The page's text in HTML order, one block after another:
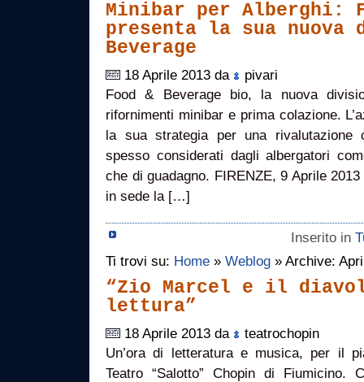
Minibar per Alberghi:
presenta la sua nuova
Beverage
18 Aprile 2013 da
pivari
Food & Beverage bio, la nuova
rifornimenti minibar e prima colazione.
la sua strategia per una rivalutazione
spesso considerati dagli albergatori
che di guadagno. FIRENZE, 9 Aprile
in sede la […]
Inserito in
Ti trovi su: Home » Weblog » Archive:
“Zio Marcel e il
lettura”
18 Aprile 2013 da
teatrochopin
Un’ora di letteratura e musica, per il
Teatro “Salotto” Chopin di Fiumicino.